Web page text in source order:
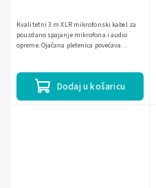
Dodaj u košaricu
Kvalitetni 3 m XLR mikrofonski kabel za
pouzdano spajanje mikrofona i audio
opreme. Ojačana pletenica povećava